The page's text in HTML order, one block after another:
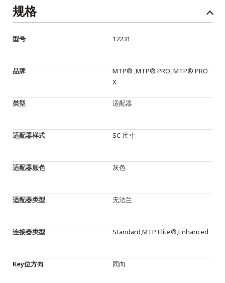
规格
型号 12231
品牌
MTP® ,MTP® PRO, MTP® PRO
X
类型 适配器
适配器样式 SC 尺寸
适配器颜色 灰色
适配器类型 无法兰
连接器类型 Standard,MTP Elite®,Enhanced
Key位方向 同向